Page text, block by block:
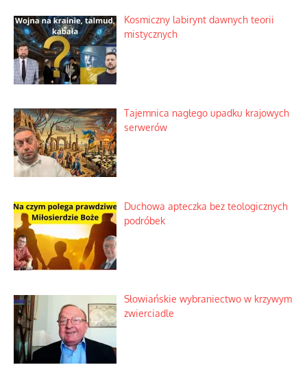
Kosmiczny labirynt dawnych teorii
mistycznych
Tajemnica nagłego upadku krajowych
serwerów
Duchowa apteczka bez teologicznych
podróbek
Słowiańskie wybraniectwo w krzywym
zwierciadle